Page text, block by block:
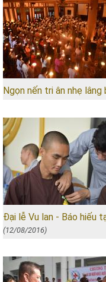
Ngọn nến tri ân nhẹ lâng
Đại lễ Vu lan - Báo hiếu
(12/08/2016)